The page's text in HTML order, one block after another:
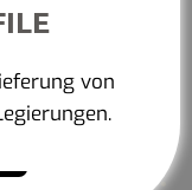
von